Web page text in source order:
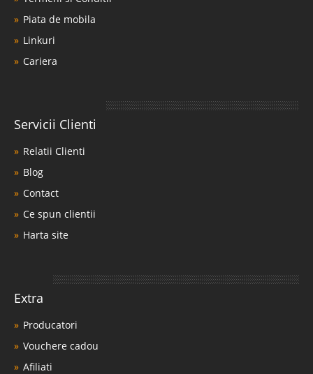
Piata de mobila
Linkuri
Cariera
Servicii Clienti
Relatii Clienti
Blog
Contact
Ce spun clientii
Harta site
Extra
Producatori
Vouchere cadou
Afiliati